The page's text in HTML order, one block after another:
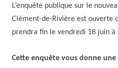
L’enquête publique sur le
Clément-de-Rivière est ouverte
prendra fin le vendredi 18 juin à
Cette enquête vous donne